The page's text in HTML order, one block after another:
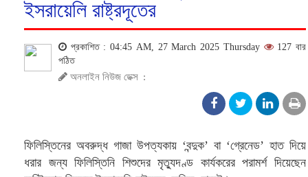
ইসরায়েলি রাষ্ট্রদূতের
প্রকাশিত : 04:45 AM, 27 March 2025 Thursday
127 বার
পঠিত
অনলাইন নিউজ ডেক্স :
ফিলিস্তিনের অবরুদ্ধ গাজা উপত্যকায় ‘বন্দুক’ বা ‘গ্রেনেড’ হাত দিয়ে
ধরার জন্য ফিলিস্তিনি শিশুদের মৃত্যুদণ্ড কার্যকরের পরামর্শ দিয়েছেন